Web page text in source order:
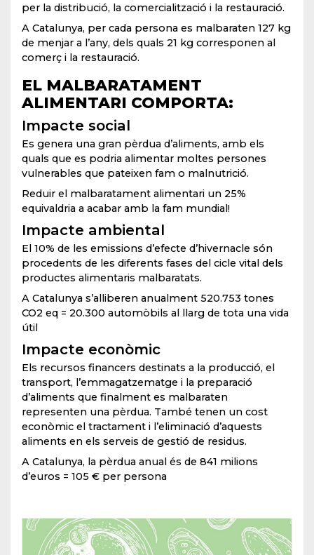
per la distribució, la comercialització i la restauració.
A Catalunya, per cada persona es malbaraten 127 kg
de menjar a l’any, dels quals 21 kg corresponen al
comerç i la restauració.
EL MALBARATAMENT
ALIMENTARI COMPORTA:
Impacte social
Es genera una gran pèrdua d’aliments, amb els
quals que es podria alimentar moltes persones
vulnerables que pateixen fam o malnutrició.
Reduir el malbaratament alimentari un 25%
equivaldria a acabar amb la fam mundial!
Impacte ambiental
El 10% de les emissions d’efecte d’hivernacle són
procedents de les diferents fases del cicle vital dels
productes alimentaris malbaratats.
A Catalunya s’alliberen anualment 520.753 tones
CO2 eq = 20.300 automòbils al llarg de tota una vida
útil
Impacte econòmic
Els recursos financers destinats a la producció, el
transport, l’emmagatzematge i la preparació
d’aliments que finalment es malbaraten
representen una pèrdua. També tenen un cost
econòmic el tractament i l’eliminació d’aquests
aliments en els serveis de gestió de residus.
A Catalunya, la pèrdua anual és de 841 milions
d’euros = 105 € per persona